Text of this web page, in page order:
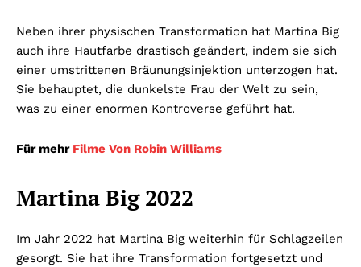
Neben ihrer physischen Transformation hat Martina Big
auch ihre Hautfarbe drastisch geändert, indem sie sich
einer umstrittenen Bräunungsinjektion unterzogen hat.
Sie behauptet, die dunkelste Frau der Welt zu sein,
was zu einer enormen Kontroverse geführt hat.
Für mehr Filme Von Robin Williams
Martina Big 2022
Im Jahr 2022 hat Martina Big weiterhin für Schlagzeilen
gesorgt. Sie hat ihre Transformation fortgesetzt und